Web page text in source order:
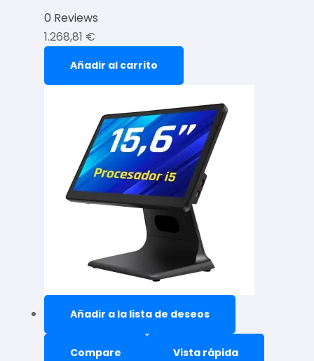
0 Reviews
1.268,81 €
Añadir al carrito
Añadir a la lista de deseos
Compare Vista rápida